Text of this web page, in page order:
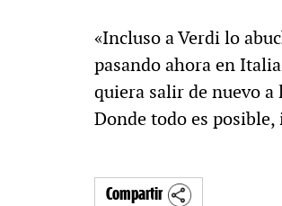
«Incluso a Verdi lo
pasando ahora en
quiera salir de nuevo
Donde todo es
Compartir